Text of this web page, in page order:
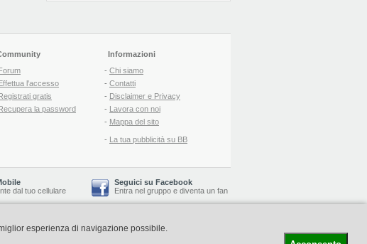
l'accesso
gratis
la password
Informazioni
- Chi siamo
- Contatti
- Disclaimer e Privacy
- Lavora con noi
- Mappa del sito
- La tua pubblicità su BB
dal tuo cellulare
Seguici su Facebook
Entra nel gruppo e diventa un fan
-www.qnt.it-Booking Blog™ -Il blog del Web Marketing Turistico
esperienza di navigazione possibile.